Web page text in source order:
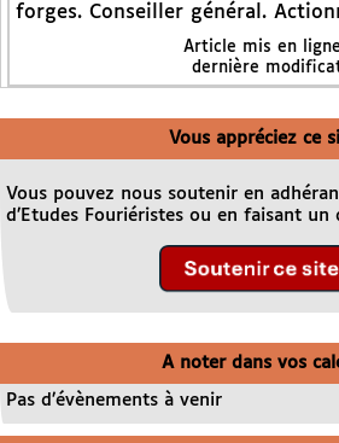
forges. Conseiller général.
Article mis en
dernière
Vous appréciez ce
Vous pouvez nous soutenir en
d’Etudes Fouriéristes ou en faisant un
A noter dans vos
Pas d’évènements à venir